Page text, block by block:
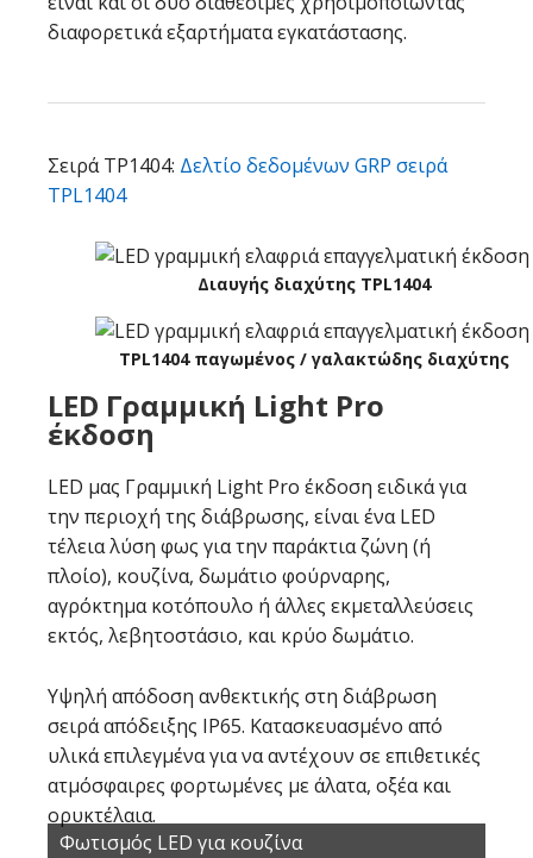
διαφορετικά εξαρτήματα εγκατάστασης.
Σειρά TP1404: Δελτίο δεδομένων GRP σειρά
TPL1404
Διαυγής διαχύτης TPL1404
TPL1404 παγωμένος / γαλακτώδης διαχύτης
LED Γραμμική Light Pro
έκδοση
LED μας Γραμμική Light Pro έκδοση ειδικά για
την περιοχή της διάβρωσης, είναι ένα LED
τέλεια λύση φως για την παράκτια ζώνη (ή
πλοίο), κουζίνα, δωμάτιο φούρναρης,
αγρόκτημα κοτόπουλο ή άλλες εκμεταλλεύσεις
εκτός, λεβητοστάσιο, και κρύο δωμάτιο.
Υψηλή απόδοση ανθεκτικής στη διάβρωση
σειρά απόδειξης IP65. Κατασκευασμένο από
υλικά επιλεγμένα για να αντέχουν σε επιθετικές
ατμόσφαιρες φορτωμένες με άλατα, οξέα και
ορυκτέλαια.
Φωτισμός LED για κουζίνα